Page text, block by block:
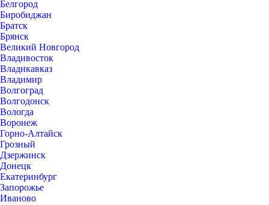
Белгород
Биробиджан
Братск
Брянск
Великий Новгород
Владивосток
Владикавказ
Владимир
Волгоград
Волгодонск
Вологда
Воронеж
Горно-Алтайск
Грозный
Дзержинск
Донецк
Екатеринбург
Запорожье
Иваново